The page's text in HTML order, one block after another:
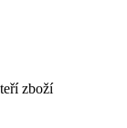
zboží